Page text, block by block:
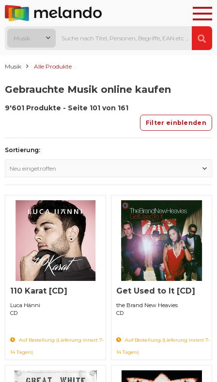
Musik
Musik Alle Produkte
Gebrauchte Musik online kaufen
9'601 Produkte - Seite 101 von 161
Filter einblenden
Sortierung:
Neu eingetroffen
110 Karat [CD]
Luca Hänni
CD
Auf Bestellung (Lieferung innert 7-
14 Tagen)
Get Used to It [CD]
the Brand New Heavies
CD
Auf Bestellung (Lieferung innert 7-
14 Tagen)